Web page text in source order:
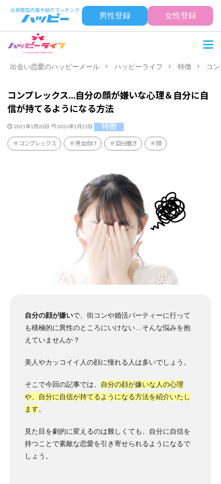
男性登録 女性登録
出会い恋愛のハッピーメール ハッピーライフ 特徴 コ
コンプレックス…自分の顔が嫌いな心理＆自分に自
信が持てるようになる方法
2021年1月20日 2026年1月23日 特徴
コンプレックス 男女向け 自分磨き 顔
自分の顔が嫌いで、街コンや婚活パーティーに行って
も積極的に異性のところにいけない…そんな悩みを抱
えていませんか？
美人やカッコイイ人の顔に憧れる人は多いでしょう。
そこで今回の記事では、
自分の顔が嫌いな人の心理
や、自分に自信が持てるようになる方法を紹介いたし
ます。
見た目を劇的に変えるのは難しくても、自分に自信を
持つことで素敵な恋愛を引き寄せられるようになるで
しょう。